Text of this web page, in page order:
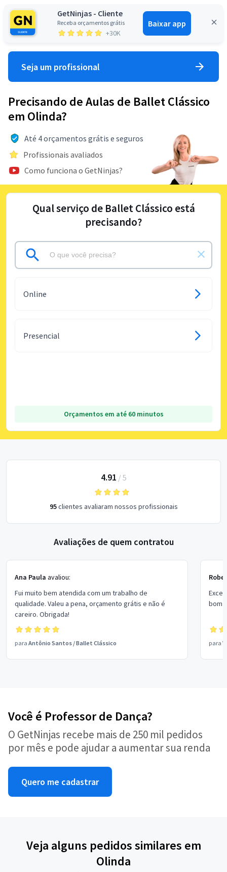
GetNinjas - Cliente
Receba orçamentos grátis
+30K
Baixar app
Entrar
Seja um profissional
Precisando de Aulas de Ballet Clássico
em Olinda?
Até 4 orçamentos grátis e seguros
Profissionais avaliados
Como funciona o GetNinjas?
Qual serviço de Ballet Clássico está
precisando?
Online
Presencial
Orçamentos em até 60 minutos
4.91 / 5
95clientes avaliaram nossos profissionais
Avaliações de quem contratou
Ana Paula avaliou:
Fui muito bem atendida com um trabalho de
qualidade. Valeu a pena, orçamento grátis e não é
careiro. Obrigada!
para Antônio Santos /Ballet Clássico
bom
para
Você é Professor de Dança?
O GetNinjas recebe mais de 250 mil pedidos
por mês e pode ajudar a aumentar sua renda
Quero me cadastrar
Veja alguns pedidos similares em
Olinda